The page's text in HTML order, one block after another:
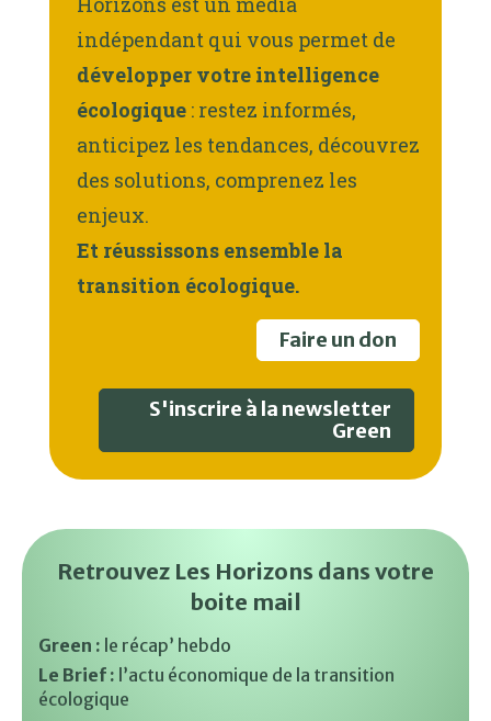
indépendant qui vous permet de
développer votre intelligence
écologique : restez informés,
anticipez les tendances, découvrez
des solutions, comprenez les
enjeux.
Et réussissons ensemble la
transition écologique.
Faire un don
S'inscrire à la newsletter
Green
Retrouvez Les Horizons dans votre
boite mail
Green : le récap’ hebdo
Le Brief : l’actu économique de la transition
écologique